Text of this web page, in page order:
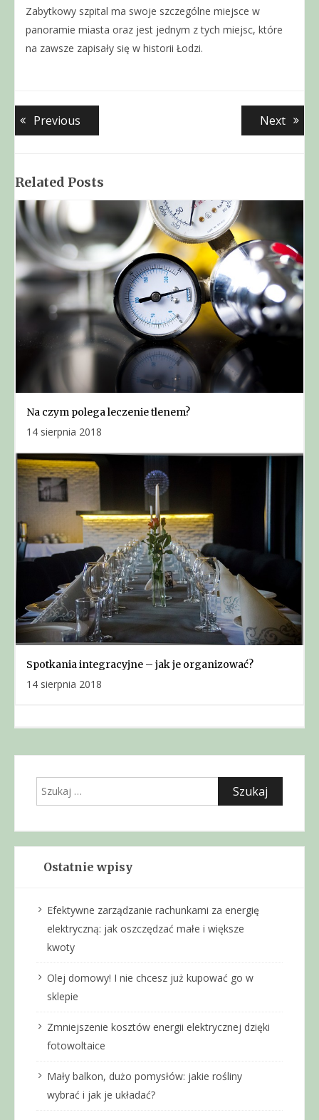
Zabytkowy szpital ma swoje szczególne miejsce w
panoramie miasta oraz jest jednym z tych miejsc, które
na zawsze zapisały się w historii Łodzi.
Nawigacja
wpisu
Previous NextNext
Related Posts
Na czym polega leczenie tlenem?
14 sierpnia 2018
Spotkania integracyjne – jak je organizować?
14 sierpnia 2018
Szukaj:
Ostatnie wpisy
Efektywne zarządzanie rachunkami za energię
elektryczną: jak oszczędzać małe i większe
kwoty
Olej domowy! I nie chcesz już kupować go w
sklepie
Zmniejszenie kosztów energii elektrycznej dzięki
fotowoltaice
Mały balkon, dużo pomysłów: jakie rośliny
wybrać i jak je układać?